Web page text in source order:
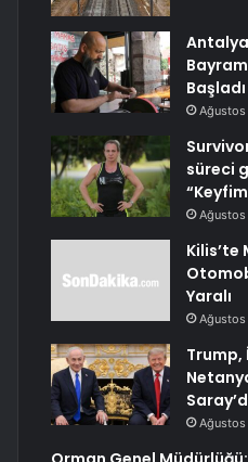
Başladı
Ağustos
süreci
Ağustos
Yaralı
Ağustos
Trump,
Ağustos